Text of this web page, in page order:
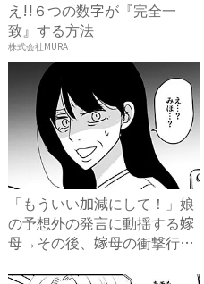
え!!６つの数字が『完全一
致』する方法
株式会社MURA
「もういい加減にして！」娘
の予想外の発言に動揺する嫁
母→その後、嫁母の衝撃行動